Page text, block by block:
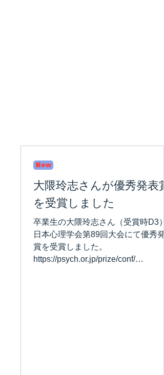
大隈玲志さんが優秀発表賞
を受賞しました
卒業生の大隈玲志さん（受賞時D3
日本心理学会第89回大会にて優秀発
賞を受賞しました。
https://psych.or.jp/prize/conf/
New